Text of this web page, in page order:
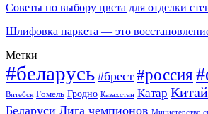
Советы по выбору цвета для отделки
Шлифовка паркета — это
Метки
#беларусь #брест #россия
Витебск Гомель Гродно Казахстан Катар Китай
Беларуси Лига чемпионов Министерство